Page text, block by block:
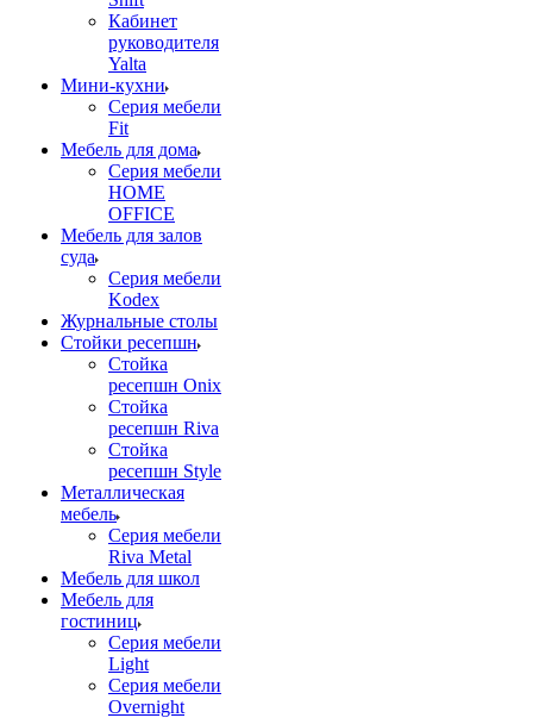
Кабинет
руководителя
Yalta
Мини-кухни
Серия мебели
Fit
Мебель для дома
Серия мебели
HOME
OFFICE
Мебель для залов
суда
Серия мебели
Kodex
Журнальные столы
Стойки ресепшн
Стойка
ресепшн Onix
Стойка
ресепшн Riva
Стойка
ресепшн Style
Металлическая
мебель
Серия мебели
Riva Metal
Мебель для школ
Мебель для
гостиниц
Серия мебели
Light
Серия мебели
Overnight